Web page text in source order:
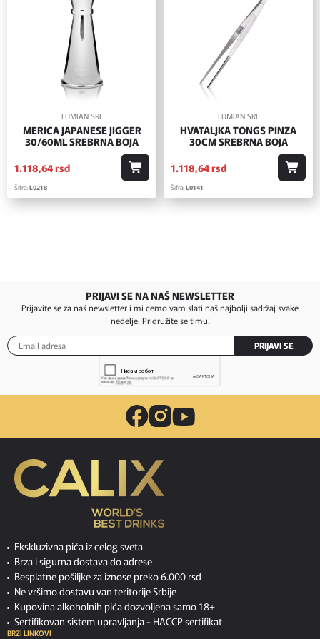
LUMIAN SRL
MERICA JAPANESE JIGGER
30/60ML SREBRNA BOJA
1.118,64rsd
Šifra:L0218
LUMIAN SRL
HVATALJKA TONGS PINZA
30CM SREBRNA BOJA
1.118,64rsd
Šifra:L0141
PRIJAVI SE NA NAŠ NEWSLETTER
Prijavite se za naš newsletter i mi ćemo vam slati naš najbolji sadržaj svake
nedelje. Pridružite se timu!
PRIJAVI SE
Ekskluzivna pića iz celog sveta
Brza i sigurna dostava do adrese
Besplatne pošiljke za iznose preko 6.000 rsd
Ne vršimo dostavu van teritorije Srbije
Kupovina alkoholnih pića dozvoljena samo 18+
Sertifikovan sistem upravljanja - HACCP sertifikat
BRZI LINKOVI